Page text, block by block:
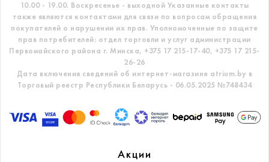
10.00 - 19.00. Воскресенье - выходной Указанные контакты
также являются контактами для связи по вопросам обращения
покупателей о нарушении их прав. Уполномоченные по защите
прав потребителей: отдел торговли и услуг администрации
Первомайского района г. Минска, +375 17 215-17-40, +375 17 215-
26-26
Дата включения сведений об интернет-магазине atrium.by в
Торговый реестр Республики Беларусь - 06.05.2025 №748434
Акции